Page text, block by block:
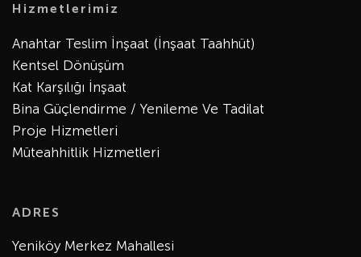
Hizmetlerimiz
Anahtar Teslim İnşaat (İnşaat Taahhüt)
Kentsel Dönüşüm
Kat Karşılığı İnşaat
Bina Güçlendirme / Yenileme Ve Tadilat
Proje Hizmetleri
Müteahhitlik Hizmetleri
ADRES
Yeniköy Merkez Mahallesi